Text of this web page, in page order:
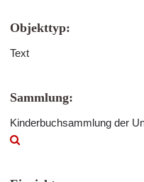
Objekttyp:
Text
Sammlung:
Kinderbuchsammlung der